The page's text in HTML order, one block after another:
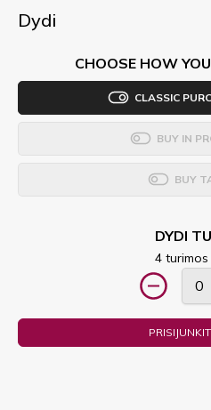
Dydi
CHOOSE HOW
CLASSIC
BUY IN
BUY
DYDI TU
4 turimos